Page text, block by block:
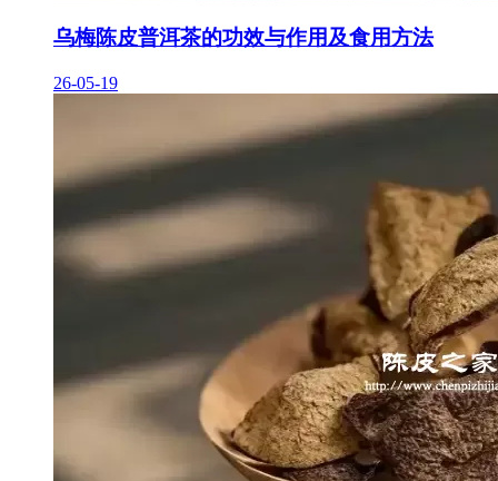
乌梅陈皮普洱茶的功效与作用及食用方法
26-05-19